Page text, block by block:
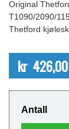
Original
T1090/2090/
Thetford
kr 426,00
Antall